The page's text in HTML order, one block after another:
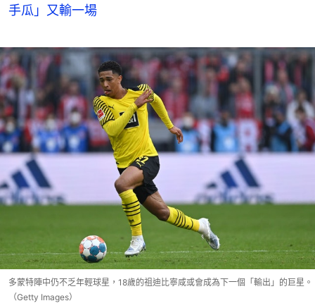
手瓜」又輸一場
多蒙特陣中仍不乏年輕球星，18歲的祖迪比寧咸或會成為下一個「輸出」的巨星。
（Getty Images）